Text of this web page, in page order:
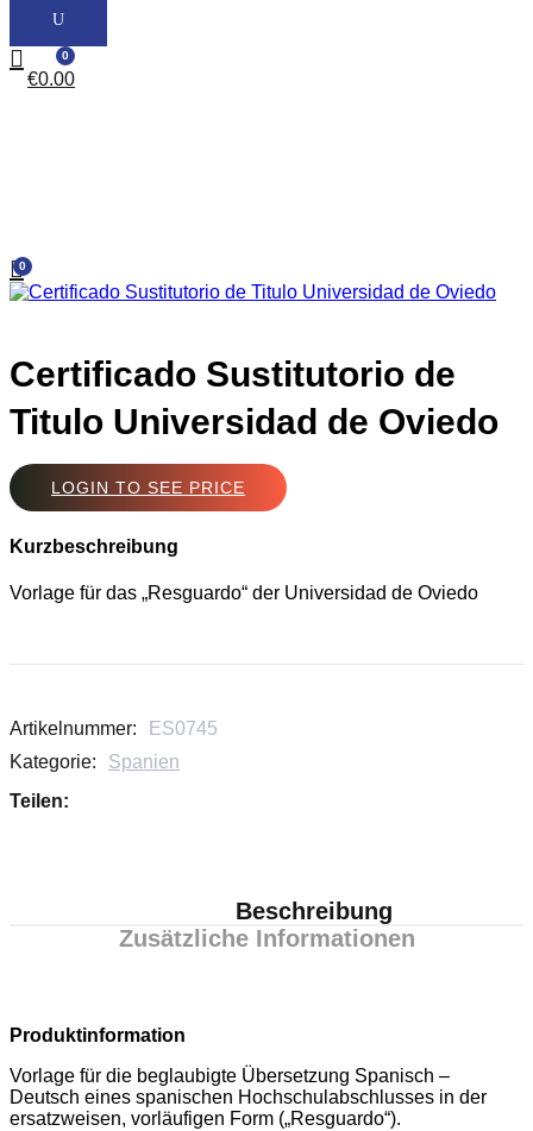
0
€0.00
0
Certificado Sustitutorio de
Titulo Universidad de Oviedo
LOGIN TO SEE PRICE
Kurzbeschreibung
Vorlage für das „Resguardo“ der Universidad de Oviedo
Artikelnummer:
ES0745
Kategorie:
Spanien
Teilen:
Beschreibung
Zusätzliche Informationen
Produktinformation
Vorlage für die beglaubigte Übersetzung Spanisch –
Deutsch eines spanischen Hochschulabschlusses in der
ersatzweisen, vorläufigen Form („Resguardo“).